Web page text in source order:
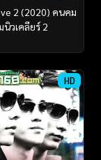
2 (2020) คนคม
นิวเคลียร์ 2
HD